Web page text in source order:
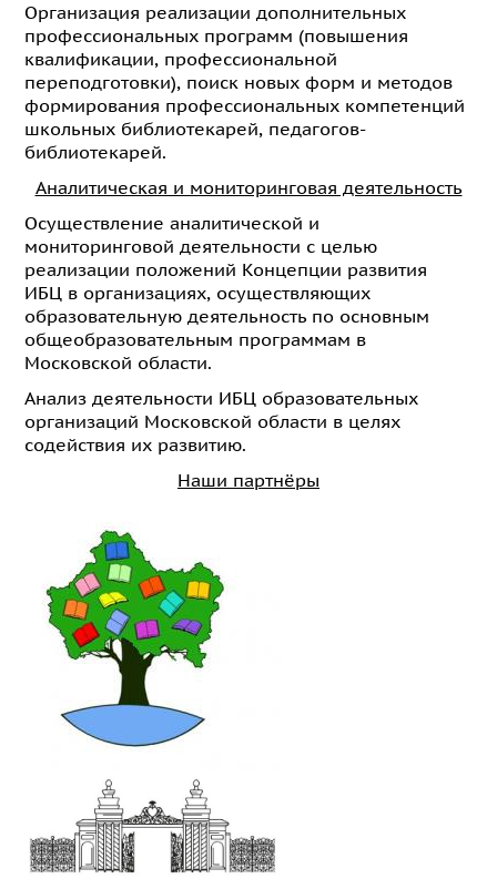
Организация реализации дополнительных
профессиональных программ (повышения
квалификации, профессиональной
переподготовки), поиск новых форм и методов
формирования профессиональных компетенций
школьных библиотекарей, педагогов-
библиотекарей.
Аналитическая и мониторинговая деятельность
Осуществление аналитической и
мониторинговой деятельности с целью
реализации положений Концепции развития
ИБЦ в организациях, осуществляющих
образовательную деятельность по основным
общеобразовательным программам в
Московской области.
Анализ деятельности ИБЦ образовательных
организаций Московской области в целях
содействия их развитию.
Наши партнёры